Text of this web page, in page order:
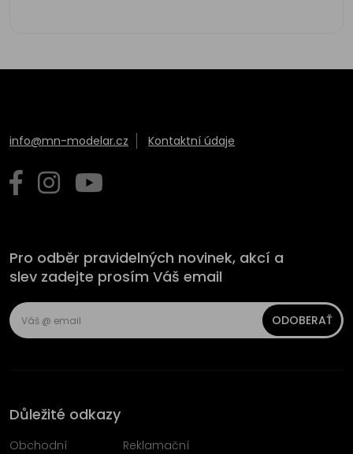
info@mn-modelar.cz Kontaktní údaje
Pro odběr pravidelných novinek, akcí a
slev zadejte prosím Váš email
ODOBERAŤ
Důležité odkazy
Obchodní
Reklamační